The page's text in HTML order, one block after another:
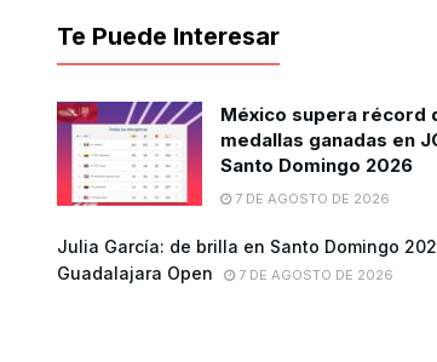
Te Puede Interesar
México supera récord
medallas ganadas en
Santo Domingo 2026
7 DE AGOSTO DE 2026
Julia García: de brilla en Santo Domingo
Guadalajara Open
7 DE AGOSTO DE 2026